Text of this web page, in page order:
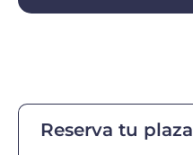
Reserva tu plaza